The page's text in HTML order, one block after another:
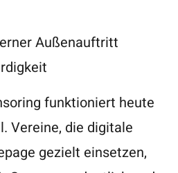
Außenauftritt
funktioniert heute
Vereine, die digitale
gezielt einsetzen,